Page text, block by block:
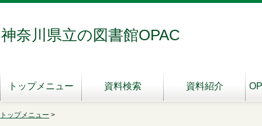
神奈川県立の図書館OPAC
トップメニュー 資料検索 資料紹介
トップメニュー >